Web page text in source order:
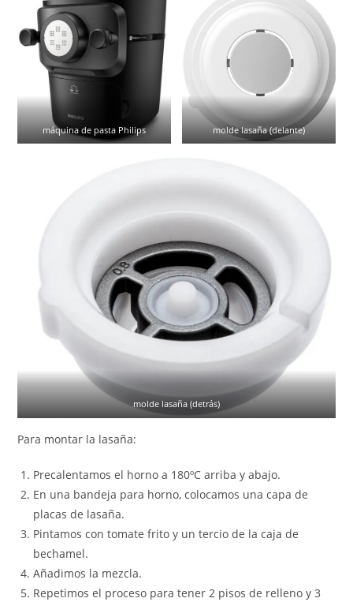
máquina de pasta Philips molde lasaña (delante)
molde lasaña (detrás)
Para montar la lasaña:
Precalentamos el horno a 180ºC arriba y abajo.
En una bandeja para horno, colocamos una capa de
placas de lasaña.
Pintamos con tomate frito y un tercio de la caja de
bechamel.
Añadimos la mezcla.
Repetimos el proceso para tener 2 pisos de relleno y 3